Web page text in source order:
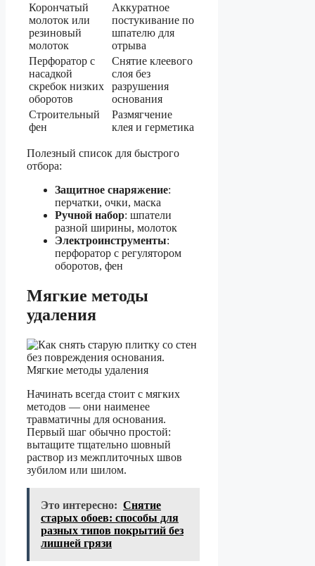
Корончатый
молоток или
резиновый
молоток
Аккуратное
постукивание по
шпателю для
отрыва
Перфоратор с
насадкой
скребок низких
оборотов
Снятие клеевого
слоя без
разрушения
основания
Строительный
фен
Размягчение
клея и герметика
Полезный список для быстрого
отбора:
Защитное снаряжение:
перчатки, очки, маска
Ручной набор: шпатели
разной ширины, молоток
Электроинструменты:
перфоратор с регулятором
оборотов, фен
Мягкие методы
удаления
Начинать всегда стоит с мягких
методов — они наименее
травматичны для основания.
Первый шаг обычно простой:
вытащите тщательно шовный
раствор из межплиточных швов
зубилом или шилом.
Это интересно: Снятие
старых обоев: способы для
разных типов покрытий без
лишней грязи